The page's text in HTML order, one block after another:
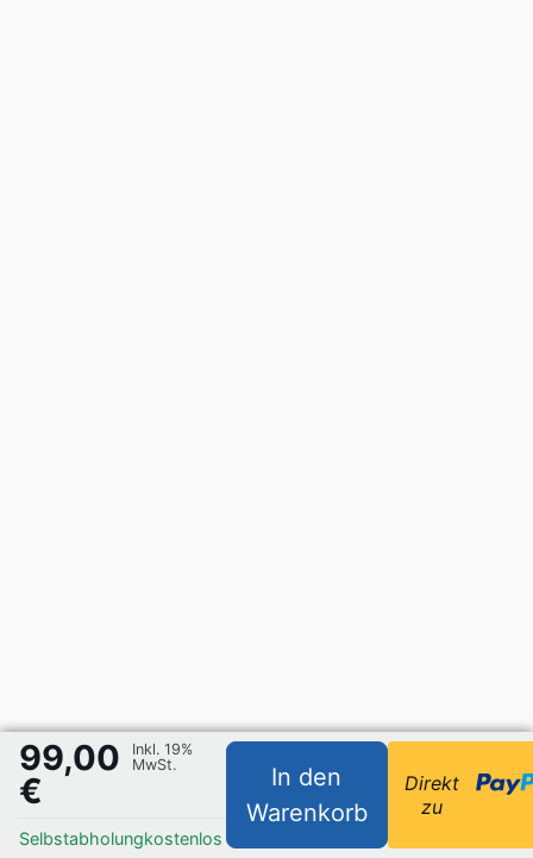
99,00
€
Inkl. 19%
MwSt.
Selbstabholungkostenlos
In den
Warenkorb
Direkt
zu